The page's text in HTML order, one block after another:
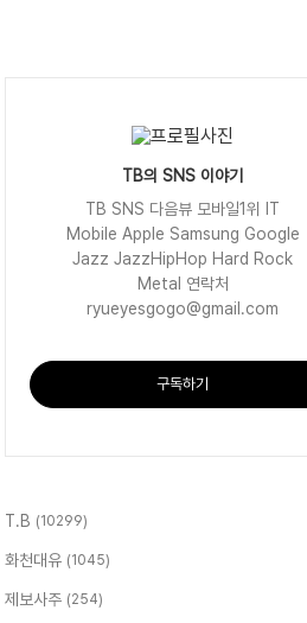
TB의 SNS 이야기
TB SNS 다음뷰 모바일1위 IT
Mobile Apple Samsung Google
Jazz JazzHipHop Hard Rock
Metal 연락처
ryueyesgogo@gmail.com
구독하기
T.B (10299)
화천대유 (1045)
제보사주 (254)